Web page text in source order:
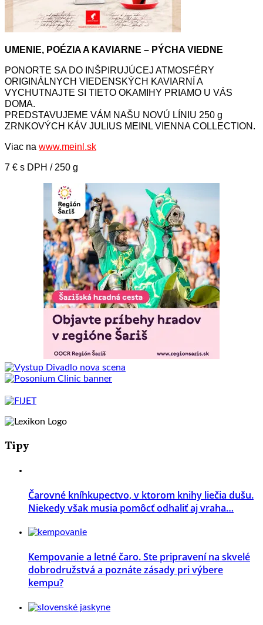
UMENIE, POÉZIA A KAVIARNE – PÝCHA VIEDNE
PONORTE SA DO INŠPIRUJÚCEJ ATMOSFÉRY
ORIGINÁLNYCH VIEDENSKÝCH KAVIARNÍ A
VYCHUTNAJTE SI TIETO OKAMIHY PRIAMO U VÁS
DOMA.
PREDSTAVUJEME VÁM NAŠU NOVÚ LÍNIU 250 g
ZRNKOVÝCH KÁV JULIUS MEINL VIENNA COLLECTION.
Viac na www.meinl.sk
7 € s DPH / 250 g
Tipy
Čarovné kníhkupectvo, v ktorom knihy liečia dušu.
Niekedy však musia pomôcť odhaliť aj vraha…
Kempovanie a letné čaro. Ste pripravení na skvelé
dobrodružstvá a poznáte zásady pri výbere
kempu?